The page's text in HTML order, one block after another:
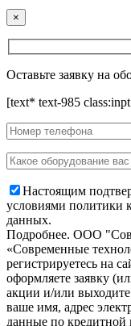
×
Оставьте заявку на
[text* text-985
Настоящим
условиями политики
данных.
Подробнее. OOO
«Современные
регистрируетесь на
оформляете заявку
акции и/или
ваше имя, адрес
данные по кредитной